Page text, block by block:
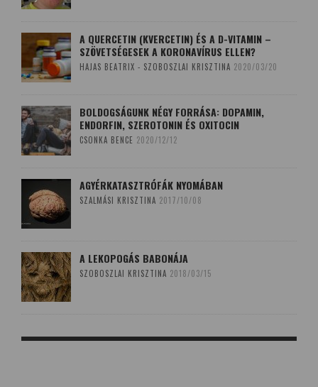
A QUERCETIN (KVERCETIN) ÉS A D-VITAMIN –
SZÖVETSÉGESEK A KORONAVÍRUS ELLEN?
HAJAS BEATRIX - SZOBOSZLAI KRISZTINA 2020/03/20
BOLDOGSÁGUNK NÉGY FORRÁSA: DOPAMIN,
ENDORFIN, SZEROTONIN ÉS OXITOCIN
CSONKA BENCE 2020/12/12
AGYÉRKATASZTRÓFÁK NYOMÁBAN
SZALMÁSI KRISZTINA 2017/10/08
A LEKOPOGÁS BABONÁJA
SZOBOSZLAI KRISZTINA 2018/03/15